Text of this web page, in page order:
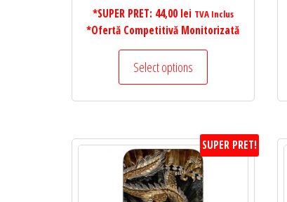
*SUPER PRET: 44,00 lei TVA Inclus
*Ofertă Competitivă Monitorizată
Select options
SUPER PRET!